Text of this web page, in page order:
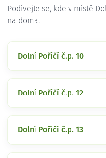
Podívejte se, kde v místě
na doma.
Dolní Poříčí č.p. 10
Dolní Poříčí č.p. 12
Dolní Poříčí č.p. 13